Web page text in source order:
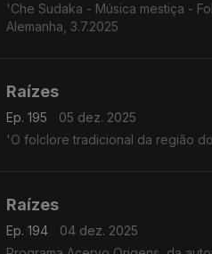
'Che Sudaka - Música mestiça -
Alemanha, 3.7.2025
Raízes
Ep. 195
05 dez. 2025
'O folclore tradicional da região
Raízes
Ep. 194
04 dez. 2025